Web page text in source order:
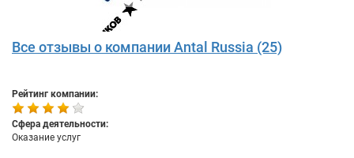
Все отзывы о компании Antal Russia (25)
Рейтинг компании:
Сфера деятельности:
Оказание услуг